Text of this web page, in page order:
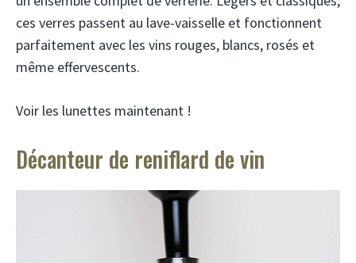
ces verres passent au lave-vaisselle et fonctionnent
parfaitement avec les vins rouges, blancs, rosés et
même effervescents.
Voir les lunettes maintenant !
Décanteur de reniflard de vin